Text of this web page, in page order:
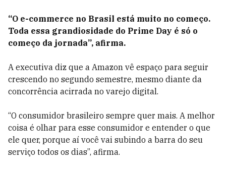
“O e-commerce no Brasil está muito no começo.
Toda essa grandiosidade do Prime Day é só o
começo da jornada”, afirma.
A executiva diz que a Amazon vê espaço para seguir
crescendo no segundo semestre, mesmo diante da
concorrência acirrada no varejo digital.
“O consumidor brasileiro sempre quer mais. A melhor
coisa é olhar para esse consumidor e entender o que
ele quer, porque aí você vai subindo a barra do seu
serviço todos os dias”, afirma.